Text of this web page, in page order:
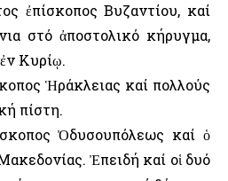
ἐπίσκοπος Βυζαντίου, καί
στό ἀποστολικό κήρυγμα,
Κυρίῳ.
Ἡράκλειας καί πολλούς
πίστη.
Ὀδυσουπόλεως καί ὁ
Ἐπειδή καί οἱ δυό